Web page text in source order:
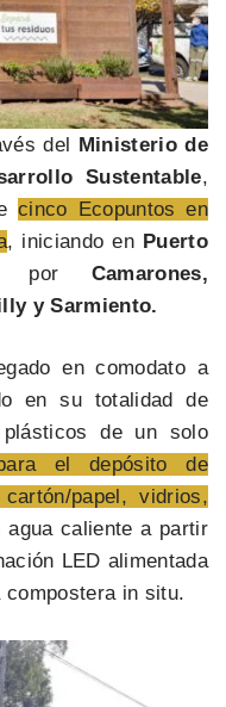
del Ministerio de
Sustentable,
cinco Ecopuntos en
, iniciando en Puerto
por Camarones,
y Sarmiento.
en comodato a
en su totalidad de
de un solo
el depósito de
papel, vidrios,
agua caliente a partir
LED alimentada
in situ.